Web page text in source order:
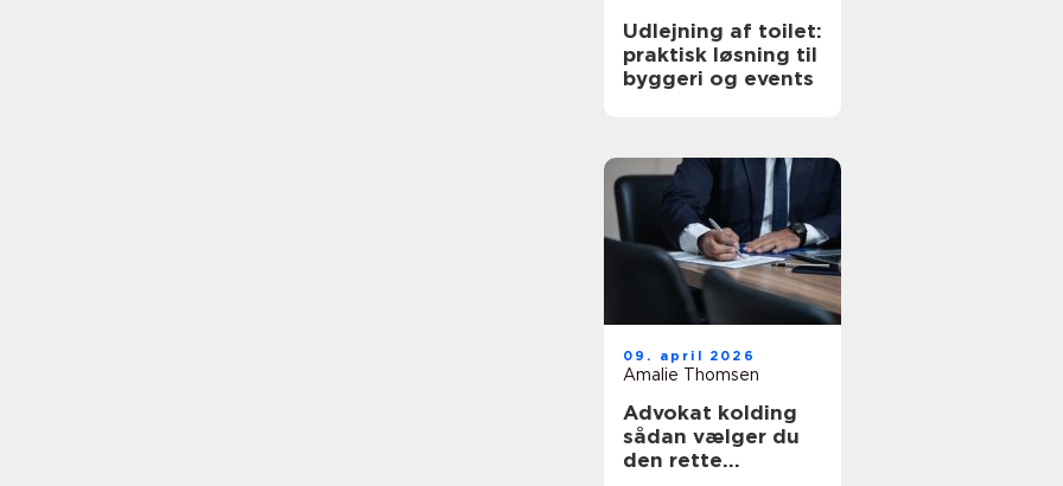
Udlejning af toilet:
praktisk løsning til
byggeri og events
09. april 2026
Amalie Thomsen
Advokat kolding
sådan vælger du
den rette